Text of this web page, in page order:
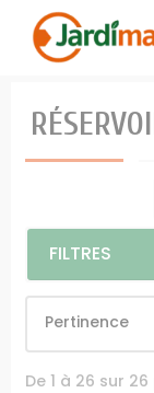
FILTRES
Pertinence
De 1 à 26 sur
Panneau de